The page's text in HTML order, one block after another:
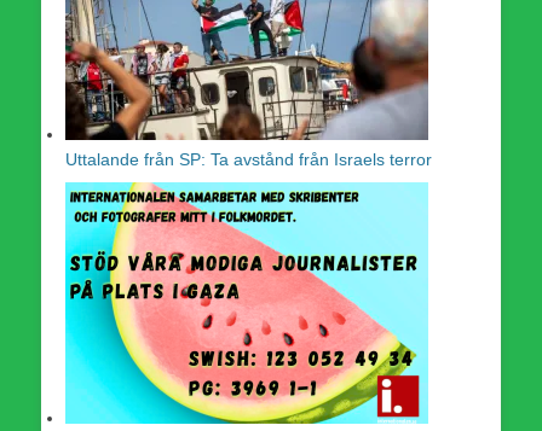
Uttalande från SP: Ta avstånd från Israels terror